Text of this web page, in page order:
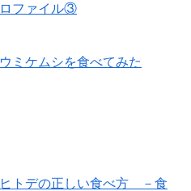
ロファイル③
ウミケムシを食べてみた
ヒトデの正しい食べ方 －食